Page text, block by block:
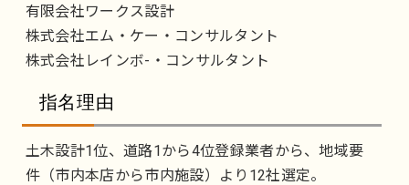
有限会社ワークス設計
株式会社エム・ケー・コンサルタント
株式会社レインボ-・コンサルタント
指名理由
土木設計1位、道路1から4位登録業者から、地域要
件（市内本店から市内施設）より12社選定。